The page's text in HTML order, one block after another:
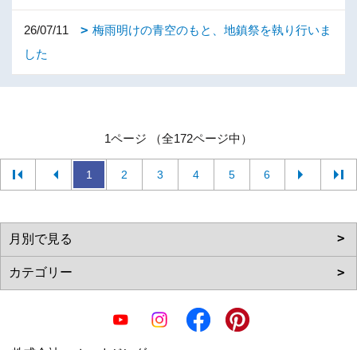
26/07/11
梅雨明けの青空のもと、地鎮祭を執り行いま
した
1ページ （全172ページ中）
1 2 3 4 5 6